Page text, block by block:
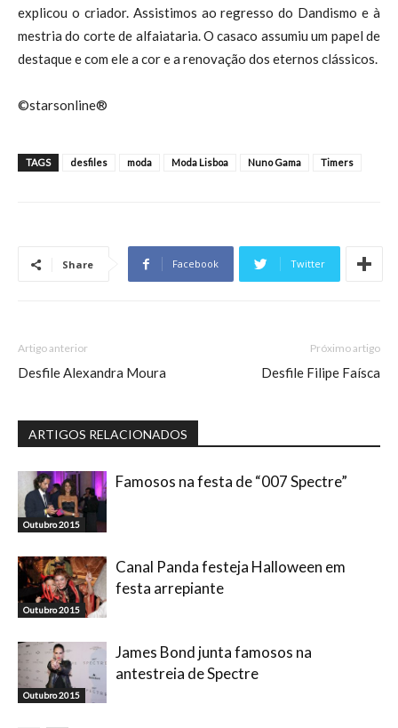
explicou o criador. Assistimos ao regresso do Dandismo e à
mestria do corte de alfaiataria. O casaco assumiu um papel de
destaque e com ele a cor e a renovação dos eternos clássicos.
©starsonline®
TAGS desfiles moda Moda Lisboa Nuno Gama Timers
Share Facebook Twitter
Artigo anterior
Desfile Alexandra Moura
Próximo artigo
Desfile Filipe Faísca
ARTIGOS RELACIONADOS
Outubro 2015
Famosos na festa de “007 Spectre”
Outubro 2015
Canal Panda festeja Halloween em
festa arrepiante
Outubro 2015
James Bond junta famosos na
antestreia de Spectre